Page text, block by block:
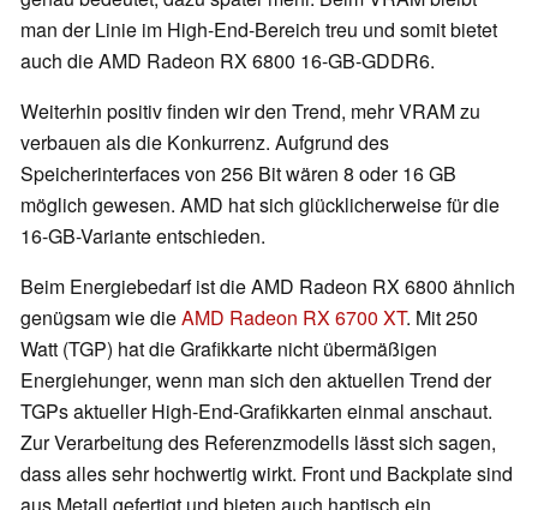
man der Linie im High-End-Bereich treu und somit bietet
auch die AMD Radeon RX 6800 16-GB-GDDR6.
Weiterhin positiv finden wir den Trend, mehr VRAM zu
verbauen als die Konkurrenz. Aufgrund des
Speicherinterfaces von 256 Bit wären 8 oder 16 GB
möglich gewesen. AMD hat sich glücklicherweise für die
16-GB-Variante entschieden.
Beim Energiebedarf ist die AMD Radeon RX 6800 ähnlich
genügsam wie dieAMD Radeon RX 6700 XT. Mit 250
Watt (TGP) hat die Grafikkarte nicht übermäßigen
Energiehunger, wenn man sich den aktuellen Trend der
TGPs aktueller High-End-Grafikkarten einmal anschaut.
Zur Verarbeitung des Referenzmodells lässt sich sagen,
dass alles sehr hochwertig wirkt. Front und Backplate sind
aus Metall gefertigt und bieten auch haptisch ein